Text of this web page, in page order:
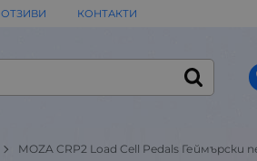
ОТЗИВИ КОНТАКТИ
MOZA CRP2 Load Cell Pedals Геймърски